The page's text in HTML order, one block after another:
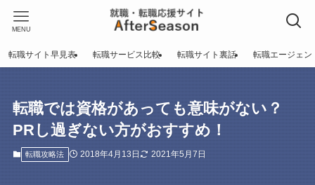
MENU
転職サイト早見表 転職サービス比較 転職サイト裏話 転職エージェン
転職では資格があっても意味がない？
PRし過ぎない方がおすすめ！
転職攻略法 2018年4月13日 2021年5月7日